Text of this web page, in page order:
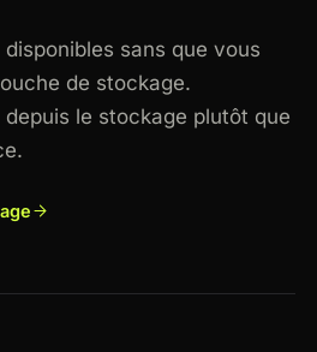
sans que vous
de stockage.
depuis le stockage plutôt que